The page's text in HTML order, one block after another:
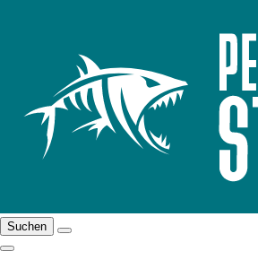
Suchen